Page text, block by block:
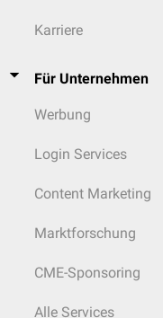
Karriere
Für Unternehmen
Werbung
Login Services
Content Marketing
Marktforschung
CME-Sponsoring
Alle Services